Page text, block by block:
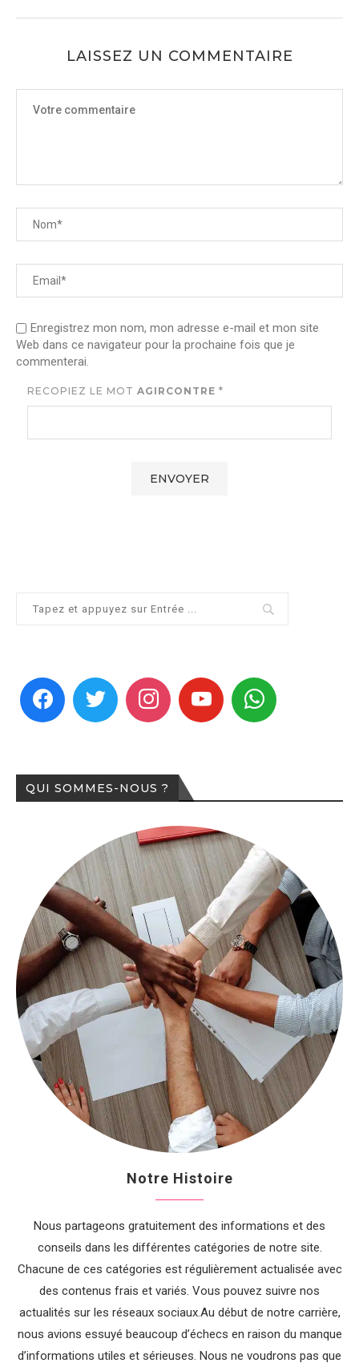
LAISSEZ UN COMMENTAIRE
Enregistrez mon nom, mon adresse e-mail et mon site
Web dans ce navigateur pour la prochaine fois que je
commenterai.
RECOPIEZ LE MOT AGIRCONTRE *
QUI SOMMES-NOUS ?
Notre Histoire
Nous partageons gratuitement des informations et des
conseils dans les différentes catégories de notre site.
Chacune de ces catégories est régulièrement actualisée avec
des contenus frais et variés. Vous pouvez suivre nos
actualités sur les réseaux sociaux.Au début de notre carrière,
nous avions essuyé beaucoup d’échecs en raison du manque
d’informations utiles et sérieuses. Nous ne voudrons pas que